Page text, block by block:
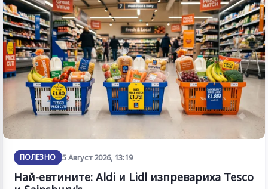
ПОЛЕЗНО 5 Август 2026, 13:19
Най-евтините: Aldi и Lidl изпревариха Tesco